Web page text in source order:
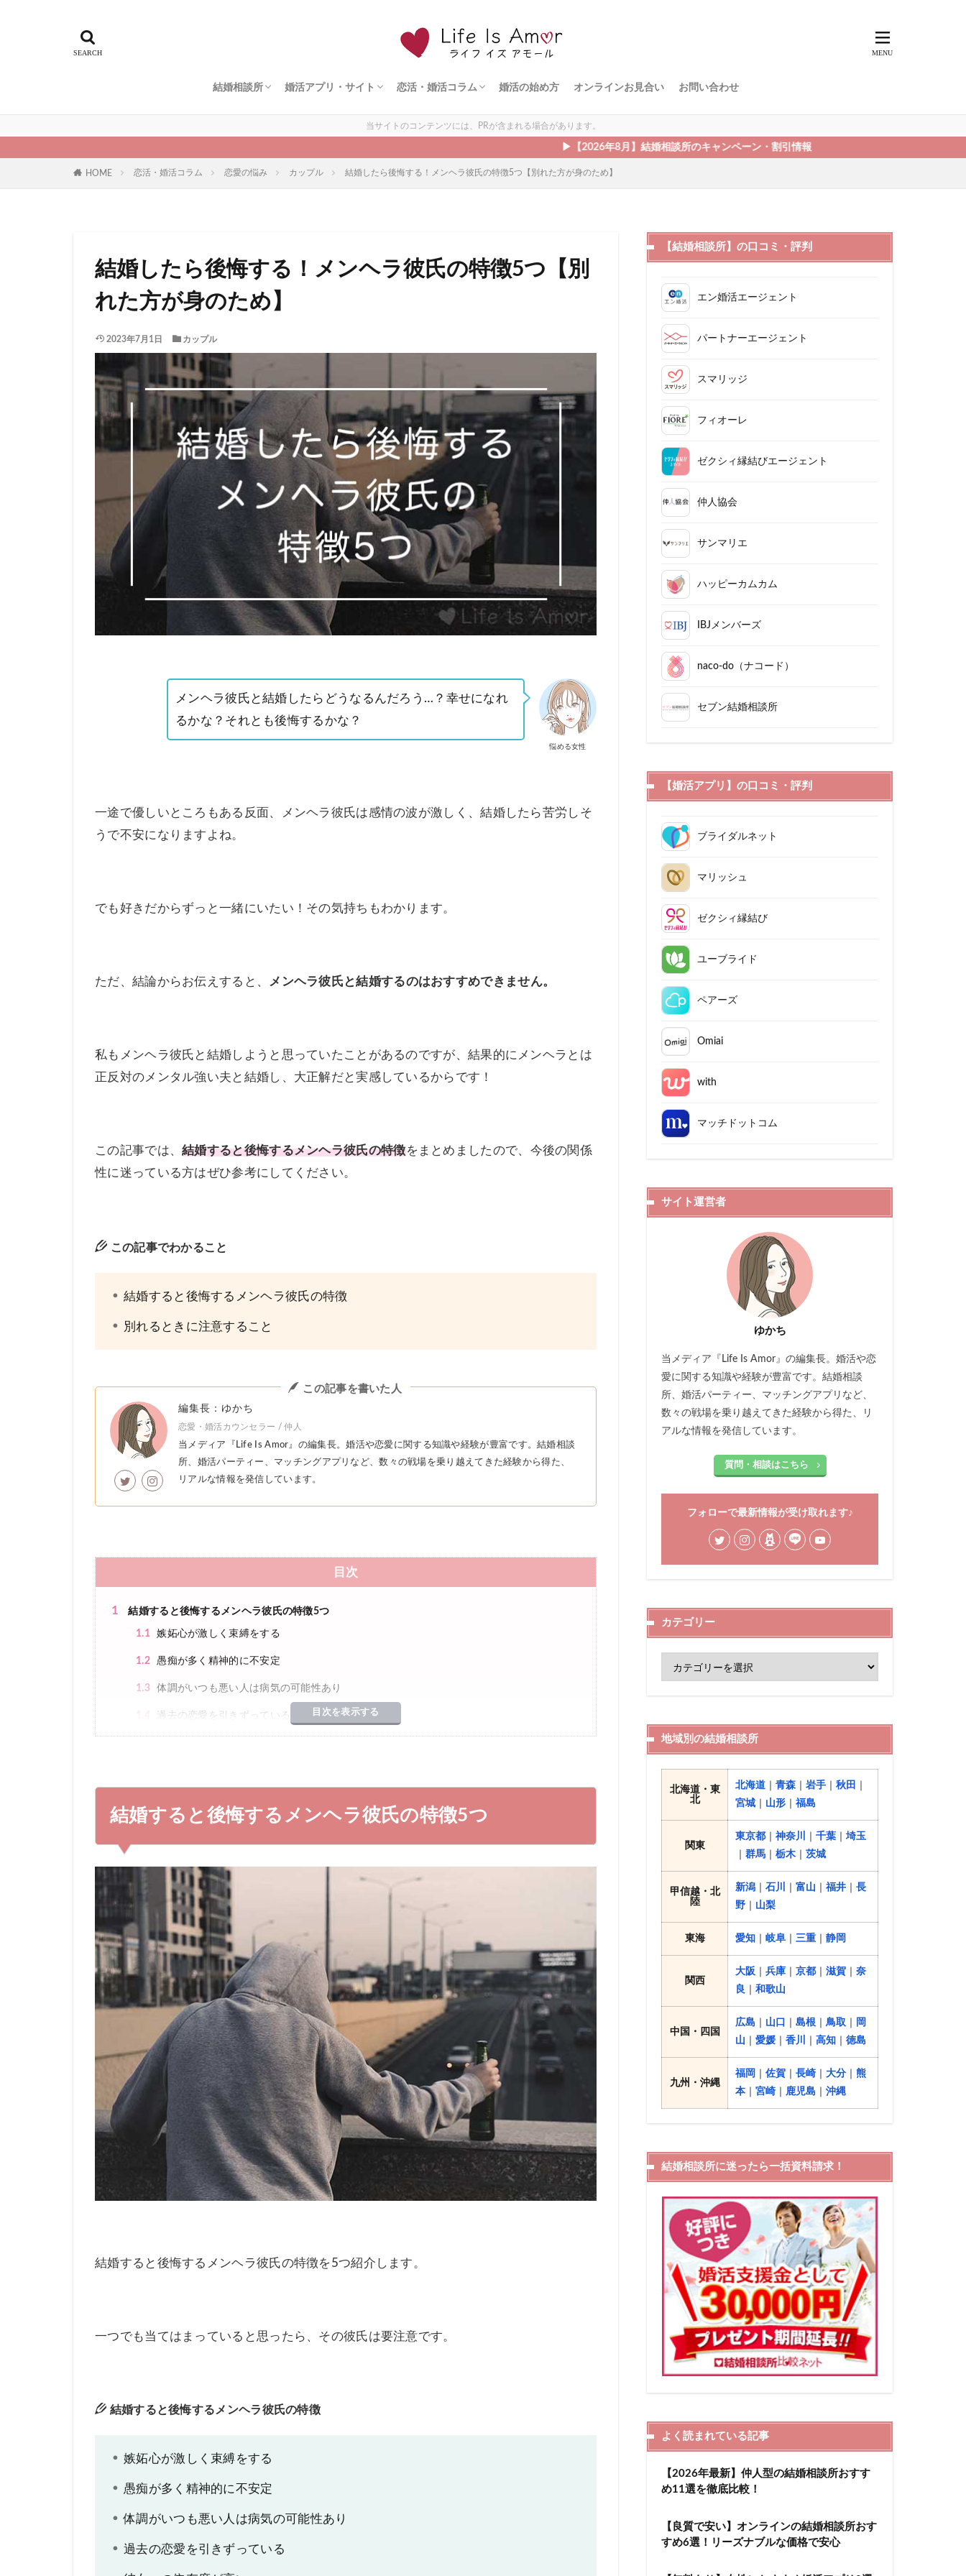
結婚相談所 婚活アプリ・サイト 恋活・婚活コラム 婚活の始め方 オンラインお見合い お問い合わせ
当サイトのコンテンツには、PRが含まれる場合があります。
▶︎【2026年8月】結婚相談所のキャンペーン・割引情報
HOME 恋活・婚活コラム 恋愛の悩み カップル 結婚したら後悔する！メンヘラ彼氏の特徴5つ【別れた方が身のため】
結婚したら後悔する！メンヘラ彼氏の特徴5つ【別
れた方が身のため】
2023年7月1日 カップル
悩める女性
メンヘラ彼氏と結婚したらどうなるんだろう…？幸せになれ
るかな？それとも後悔するかな？
一途で優しいところもある反面、メンヘラ彼氏は感情の波が激しく、結婚したら苦労しそ
うで不安になりますよね。
でも好きだからずっと一緒にいたい！その気持ちもわかります。
ただ、結論からお伝えすると、 メンヘラ彼氏と結婚するのはおすすめできません。
私もメンヘラ彼氏と結婚しようと思っていたことがあるのですが、結果的にメンヘラとは
正反対のメンタル強い夫と結婚し、大正解だと実感しているからです！
この記事では、結婚すると後悔するメンヘラ彼氏の特徴をまとめましたので、今後の関係
性に迷っている方はぜひ参考にしてください。
この記事でわかること
結婚すると後悔するメンヘラ彼氏の特徴
別れるときに注意すること
この記事を書いた人
編集長：ゆかち
恋愛・婚活カウンセラー / 仲人
当メディア『Life Is Amor』の編集長。婚活や恋愛に関する知識や経験が豊富です。結婚相談
所、婚活パーティー、マッチングアプリなど、数々の戦場を乗り越えてきた経験から得た、
リアルな情報を発信しています。
目次
1 結婚すると後悔するメンヘラ彼氏の特徴5つ
1.1 嫉妬心が激しく束縛をする
1.2 愚痴が多く精神的に不安定
1.3 体調がいつも悪い人は病気の可能性あり
過去の恋愛を引きずっている
メンヘラ彼氏と別れたいと思ったら
3.1 女性が恋愛依存している可能性もある
メンヘラ彼氏と結婚したら後悔します
目次を表示する
結婚すると後悔するメンヘラ彼氏の特徴5つ
結婚すると後悔するメンヘラ彼氏の特徴を5つ紹介します。
一つでも当てはまっていると思ったら、その彼氏は要注意です。
結婚すると後悔するメンヘラ彼氏の特徴
嫉妬心が激しく束縛をする
愚痴が多く精神的に不安定
体調がいつも悪い人は病気の可能性あり
過去の恋愛を引きずっている
【結婚相談所】の口コミ・評判
エン婚活エージェント
パートナーエージェント
スマリッジ
フィオーレ
ゼクシィ縁結びエージェント
仲人協会
サンマリエ
ハッピーカムカム
IBJメンバーズ
naco-do（ナコード）
セブン結婚相談所
【婚活アプリ】の口コミ・評判
ブライダルネット
マリッシュ
ゼクシィ縁結び
ユーブライド
ペアーズ
Omiai
with
マッチドットコム
サイト運営者
ゆかち
当メディア『Life Is Amor』の編集長。婚活や恋
愛に関する知識や経験が豊富です。結婚相談
所、婚活パーティー、マッチングアプリなど、
数々の戦場を乗り越えてきた経験から得た、リ
アルな情報を発信しています。
質問・相談はこちら
フォローで最新情報が受け取れます♪
カテゴリー
地域別の結婚相談所
北海道・東
北
北海道 青森 岩手 秋田
宮城
山形 福島
関東
東京都 神奈川 千葉
埼玉
群馬 栃木 茨城
甲信越・北
陸
新潟 石川 富山 福井
長
野
山梨
東海 愛知 岐阜 三重 静岡
関西
大阪 兵庫 京都 滋賀
奈
良
和歌山
中国・四国
広島 山口 島根 鳥取
岡
山
愛媛 香川 高知 徳島
九州・沖縄
福岡 佐賀 長崎 大分
熊
本
宮崎 鹿児島 沖縄
結婚相談所に迷ったら一括資料請求！
よく読まれている記事
【2026年最新】仲人型の結婚相談所おすす
め11選を徹底比較！
【良質で安い】オンラインの結婚相談所おす
すめ6選！リーズナブルな価格で安心